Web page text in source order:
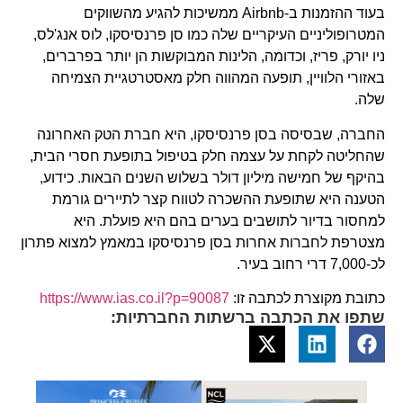
בעוד ההזמנות ב-Airbnb ממשיכות להגיע מהשווקים
המטרופוליניים העיקריים שלה כמו סן פרנסיסקו, לוס אנג'לס,
ניו יורק, פריז, וכדומה, הלינות המבוקשות הן יותר בפרברים,
באזורי הלוויין, תופעה המהווה חלק מאסטרטגיית הצמיחה
שלה.
החברה, שבסיסה בסן פרנסיסקו, היא חברת הטק האחרונה
שהחליטה לקחת על עצמה חלק בטיפול בתופעת חסרי הבית,
בהיקף של חמישה מיליון דולר בשלוש השנים הבאות. כידוע,
הטענה היא שתופעת ההשכרה לטווח קצר לתיירים גורמת
למחסור בדיור לתושבים בערים בהם היא פועלת. היא
מצטרפת לחברות אחרות בסן פרנסיסקו במאמץ למצוא פתרון
לכ-7,000 דרי רחוב בעיר.
כתובת מקוצרת לכתבה זו: https://www.ias.co.il?p=90087
שתפו את הכתבה ברשתות החברתיות: